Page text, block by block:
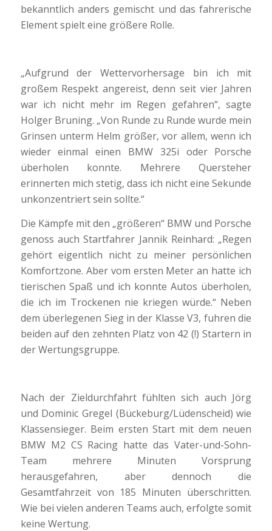
bekanntlich anders gemischt und das fahrerische
Element spielt eine größere Rolle.
„Aufgrund der Wettervorhersage bin ich mit
großem Respekt angereist, denn seit vier Jahren
war ich nicht mehr im Regen gefahren“, sagte
Holger Bruning. „Von Runde zu Runde wurde mein
Grinsen unterm Helm größer, vor allem, wenn ich
wieder einmal einen BMW 325i oder Porsche
überholen konnte. Mehrere Quersteher
erinnerten mich stetig, dass ich nicht eine Sekunde
unkonzentriert sein sollte.“
Die Kämpfe mit den „größeren“ BMW und Porsche
genoss auch Startfahrer Jannik Reinhard: „Regen
gehört eigentlich nicht zu meiner persönlichen
Komfortzone. Aber vom ersten Meter an hatte ich
tierischen Spaß und ich konnte Autos überholen,
die ich im Trockenen nie kriegen würde.“ Neben
dem überlegenen Sieg in der Klasse V3, fuhren die
beiden auf den zehnten Platz von 42 (!) Startern in
der Wertungsgruppe.
Nach der Zieldurchfahrt fühlten sich auch Jörg
und Dominic Gregel (Bückeburg/Lüdenscheid) wie
Klassensieger. Beim ersten Start mit dem neuen
BMW M2 CS Racing hatte das Vater-und-Sohn-
Team mehrere Minuten Vorsprung
herausgefahren, aber dennoch die
Gesamtfahrzeit von 185 Minuten überschritten.
Wie bei vielen anderen Teams auch, erfolgte somit
keine Wertung.